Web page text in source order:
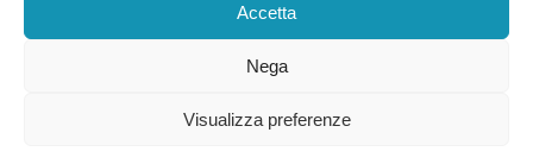
Accetta
Nega
Visualizza preferenze
FAQ